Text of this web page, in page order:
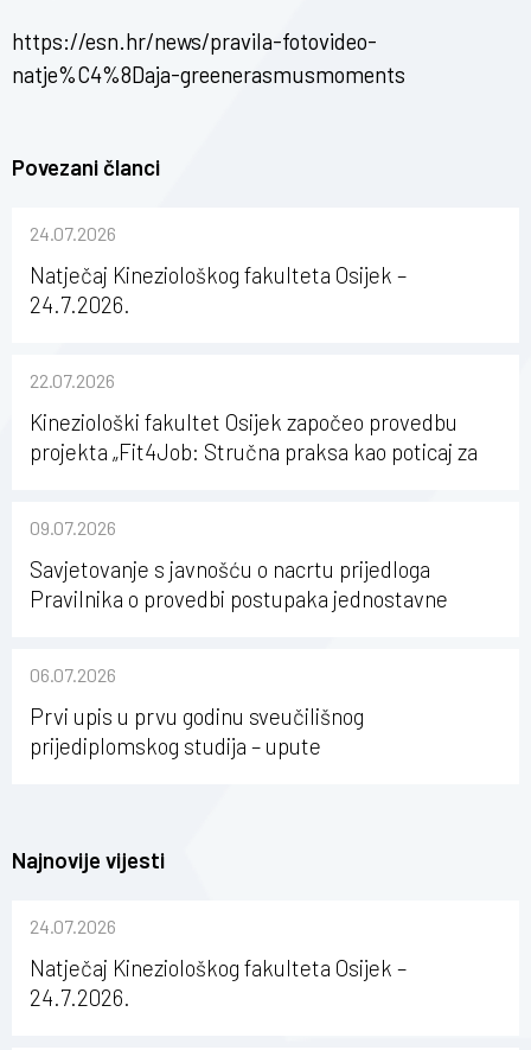
https://esn.hr/news/pravila-fotovideo-
natje%C4%8Daja-greenerasmusmoments
Povezani članci
24.07.2026
Natječaj Kineziološkog fakulteta Osijek –
24.7.2026.
22.07.2026
Kineziološki fakultet Osijek započeo provedbu
projekta „Fit4Job: Stručna praksa kao poticaj za
09.07.2026
Savjetovanje s javnošću o nacrtu prijedloga
Pravilnika o provedbi postupaka jednostavne
Osijeku
06.07.2026
Prvi upis u prvu godinu sveučilišnog
prijediplomskog studija – upute
Najnovije vijesti
24.07.2026
Natječaj Kineziološkog fakulteta Osijek –
24.7.2026.